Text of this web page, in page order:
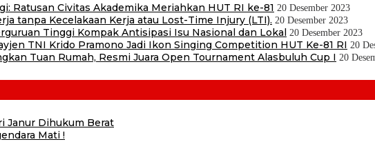
Ratusan Civitas Akademika Meriahkan HUT RI ke-81 20 Desember 2023
tanpa Kecelakaan Kerja atau Lost-Time Injury (LTI). 20 Desember 2023
Tinggi Kompak Antisipasi Isu Nasional dan Lokal 20 Desember 2023
TNI Krido Pramono Jadi Ikon Singing Competition HUT Ke-81 RI 20
Tuan Rumah, Resmi Juara Open Tournament Alasbuluh Cup I 20
Janur Dihukum Berat
Mati !